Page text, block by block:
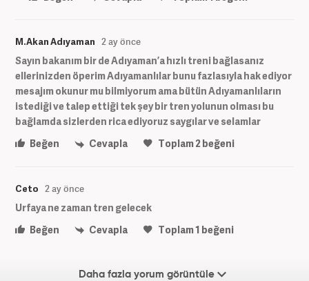
M.Akan Adıyaman 2 ay önce
Sayın bakanım bir de Adıyaman’a hızlı treni bağlasanız
ellerinizden öperim Adıyamanlılar bunu fazlasıyla hak ediyor
mesajım okunur mu bilmiyorum ama bütün Adıyamanlıların
istediği ve talep ettiği tek şey bir tren yolunun olması bu
bağlamda sizlerden rica ediyoruz saygılar ve selamlar
Beğen
Cevapla Toplam2beğeni
Ceto 2 ay önce
Urfaya ne zaman tren gelecek
Beğen
Cevapla Toplam1 beğeni
Daha fazla yorum görüntüle